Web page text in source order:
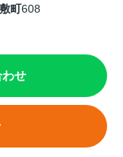
町608
せ